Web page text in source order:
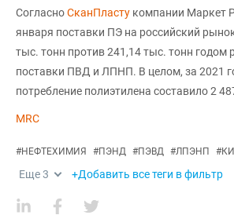
СогласноСканПласту компании Маркет
января поставки ПЭ на российский
тыс. тонн против 241,14 тыс. тонн годом
поставки ПВД и ЛПНП. В целом, за 2021
потребление полиэтилена составило 2
MRC
#НЕФТЕХИМИЯ #ПЭНД #ПЭВД #ЛПЭНП #
Еще3 +Добавить все теги в фильтр